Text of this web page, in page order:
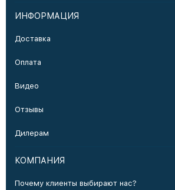
ИНФОРМАЦИЯ
Доставка
Оплата
Видео
Отзывы
Дилерам
КОМПАНИЯ
Почему клиенты выбирают нас?